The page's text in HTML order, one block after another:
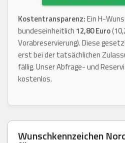
Kostentransparenz:Ein H-
bundeseinheitlich 12,80 Euro
Vorabreservierung). Diese
erst bei der tatsächlichen
fällig. Unser Abfrage- und
kostenlos.
Wunschkennzeichen